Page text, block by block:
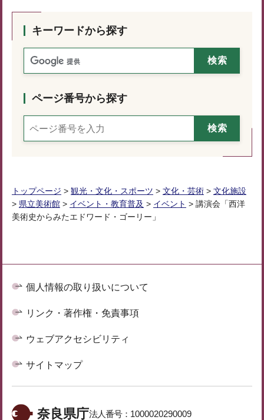
キーワードから探す
ページ番号から探す
トップページ > 観光・文化・スポーツ > 文化・芸術 > 文化施設
> 県立美術館 > イベント・教育普及 > イベント > 講演会「西洋
美術史からみたエドワード・ゴーリー」
個人情報の取り扱いについて
リンク・著作権・免責事項
ウェブアクセシビリティ
サイトマップ
奈良県庁法人番号： 1000020290009